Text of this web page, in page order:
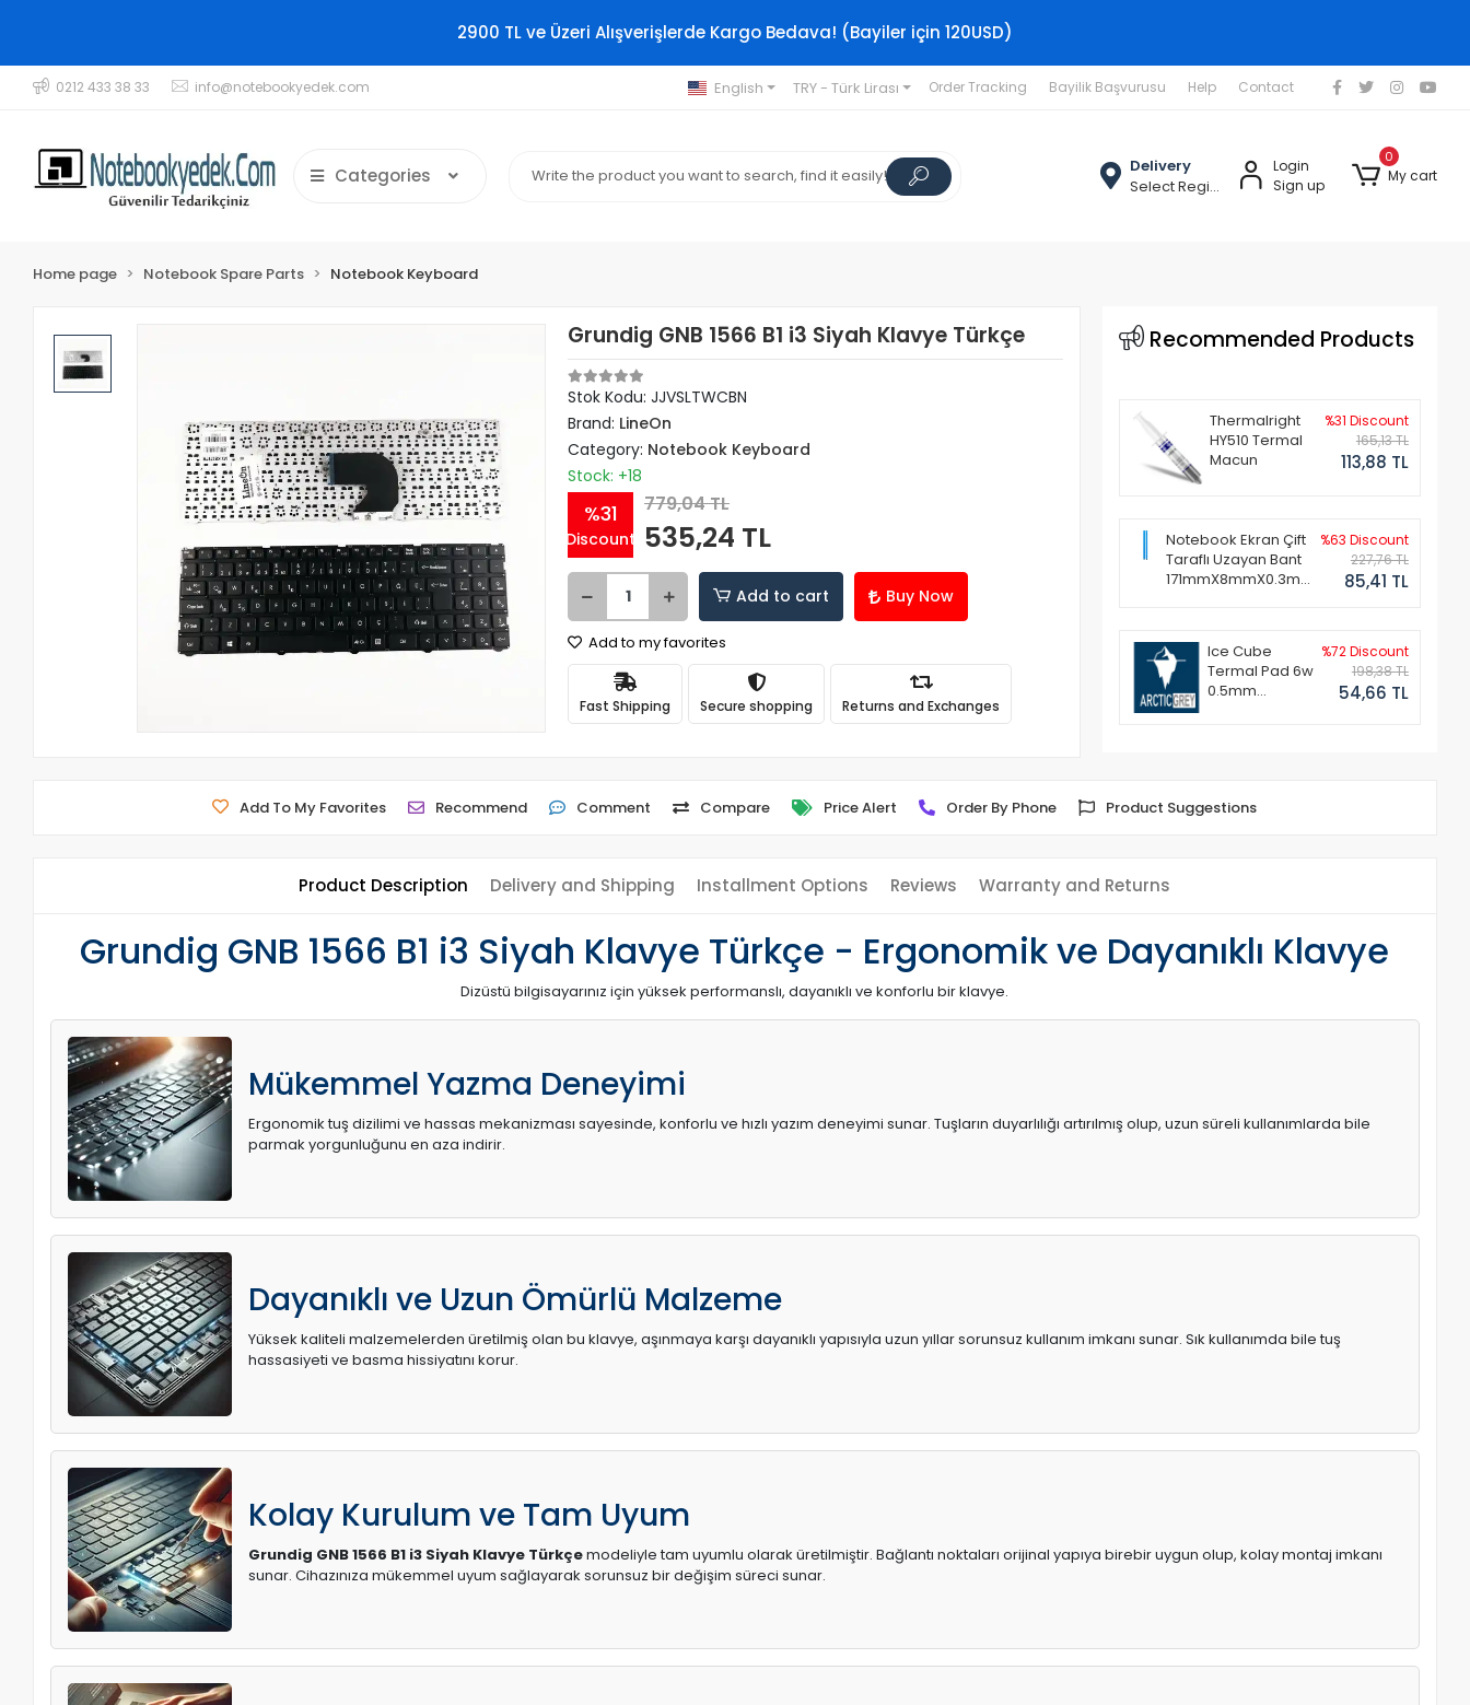
2900 TL ve Üzeri Alışverişlerde Kargo Bedava! (Bayiler için 120USD)
0212 433 38 33 info@notebookyedek.com English TRY - Türk Lirası Order Tracking Bayilik Başvurusu Help Contact
Categories
Delivery
Select Region
Login
Sign up
0
My cart
Home page Notebook Spare Parts Notebook Keyboard
Grundig GNB 1566 B1 i3 Siyah Klavye Türkçe
Stok Kodu: JJVSLTWCBN
Brand: LineOn
Category: Notebook Keyboard
Stock: +18
%31
Discount
779,04 TL
535,24 TL
Add to cart Buy Now
Add to my favorites
Fast Shipping Secure shopping Returns and Exchanges
Recommended Products
Thermalright
HY510 Termal
Macun
%31 Discount
165,13 TL
113,88 TL
Notebook Ekran Çift
Taraflı Uzayan Bant
171mmX8mmX0.3mm
%63 Discount
227,76 TL
85,41 TL
Ice Cube
Termal Pad 6w
0.5mm
%72 Discount
198,38 TL
54,66 TL
Add To My Favorites Recommend Comment Compare Price Alert Order By Phone Product Suggestions
Product Description Delivery and Shipping Installment Options Reviews Warranty and Returns
Grundig GNB 1566 B1 i3 Siyah Klavye Türkçe - Ergonomik ve Dayanıklı Klavye
Dizüstü bilgisayarınız için yüksek performanslı, dayanıklı ve konforlu bir klavye.
Mükemmel Yazma Deneyimi
Ergonomik tuş dizilimi ve hassas mekanizması sayesinde, konforlu ve hızlı yazım deneyimi sunar. Tuşların duyarlılığı artırılmış olup, uzun süreli kullanımlarda bile
parmak yorgunluğunu en aza indirir.
Dayanıklı ve Uzun Ömürlü Malzeme
Yüksek kaliteli malzemelerden üretilmiş olan bu klavye, aşınmaya karşı dayanıklı yapısıyla uzun yıllar sorunsuz kullanım imkanı sunar. Sık kullanımda bile tuş
hassasiyeti ve basma hissiyatını korur.
Kolay Kurulum ve Tam Uyum
Grundig GNB 1566 B1 i3 Siyah Klavye Türkçemodeliyle tam uyumlu olarak üretilmiştir. Bağlantı noktaları orijinal yapıya birebir uygun olup, kolay montaj imkanı
sunar. Cihazınıza mükemmel uyum sağlayarak sorunsuz bir değişim süreci sunar.